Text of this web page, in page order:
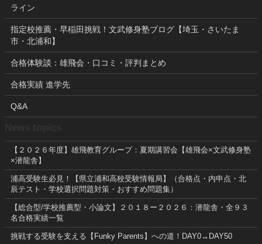
ライン
指定校推薦・早稲田挑戦！文武修身塾ブログ【埼玉・さいたま
市・北浦和】
合格体験談：雄飛会・口コミ・評判まとめ
合格実績 進学先
Q&A
【２０２６年度】雄飛教育グループ：夏期講習会【雄飛会×文武修身塾
×潜龍舎】
浦高受験生必見！【県立浦和高校受験情報局】（合格点・内申点・北
辰テスト・学校選択問題対策・おすすめ問題集）
【総合型/学校推薦型・小論文】２０１８ー２０２６：潜龍舎・全９３
名合格実績一覧
挑戦する受験を支える【Funky Parents】への道！DAY0→DAY50